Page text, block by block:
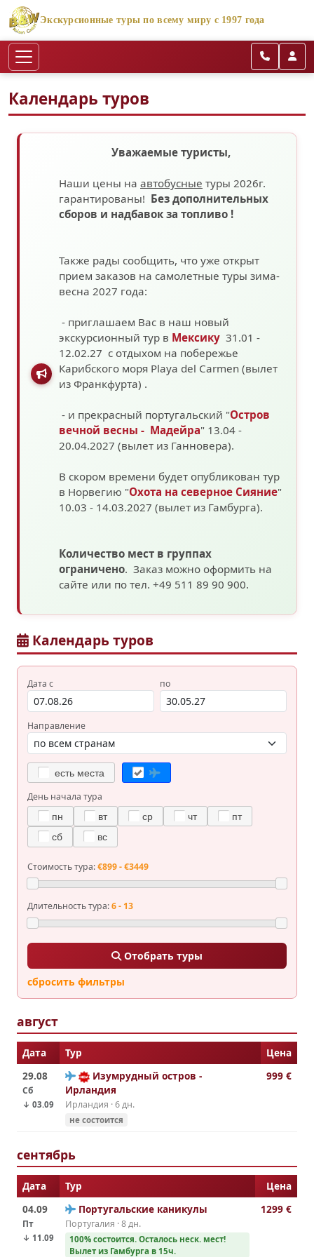
Экскурсионные туры по всему миру с 1997 года
Календарь туров
Уважаемые туристы,
Наши цены на автобусные туры 2026г.
гарантированы! Без дополнительных
сборов и надбавок за топливо !
Также рады сообщить, что уже открыт
прием заказов на самолетные туры зима-
весна 2027 года:
- приглашаем Вас в наш новый
экскурсионный тур в Мексику 31.01 -
12.02.27 с отдыхом на побережье
Карибского моря Playa del Carmen (вылет
из Франкфурта) .
- и прекрасный португальский "Остров
вечной весны - Мадейра" 13.04 -
20.04.2027 (вылет из Ганновера).
В скором времени будет опубликован тур
в Норвегию "Охота на северное Сияние"
10.03 - 14.03.2027 (вылет из Гамбурга).
Количество мест в группах
ограничено. Заказ можно оформить на
сайте или по тел. +49 511 89 90 900.
Календарь туров
Дата с по
Направление
есть места
День начала тура
пн вт ср чт
пт
сб
вс
Стоимость тура:€899 - €3449
Длительность тура:6 - 13
Отобрать туры
сбросить фильтры
август
Дата Тур
Цена
29.08
Сб
↓ 03.09
Изумрудный остров -
Ирландия
Ирландия · 6 дн.
не состоится
999 €
сентябрь
Дата Тур
Цена
04.09
Пт
↓ 11.09
Португальские каникулы
Португалия · 8 дн.
100% cостоится. Осталось неск. мест!
Вылет из Гамбурга в 15ч.
1299 €